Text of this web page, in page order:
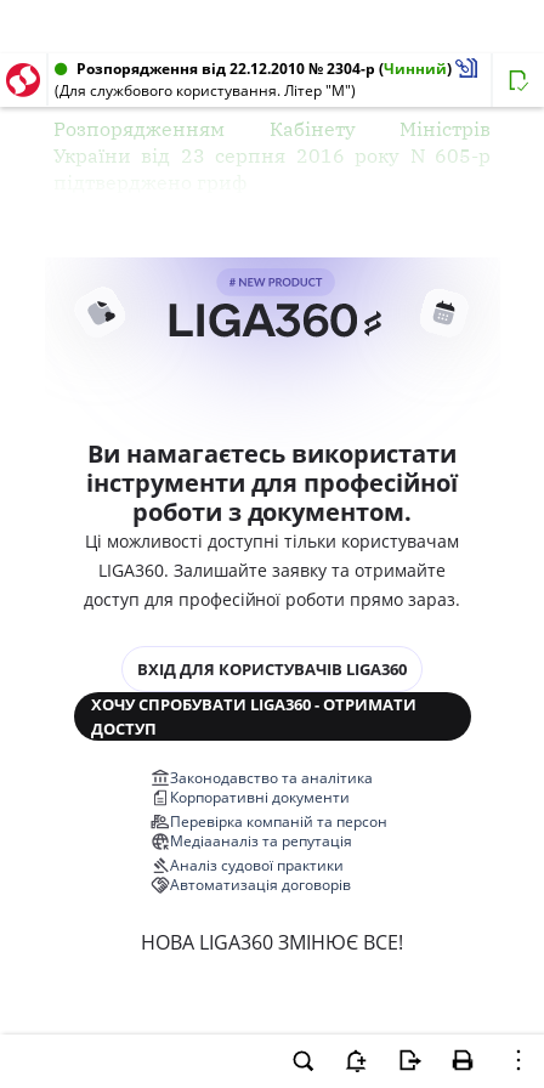
Розпорядження від 22.12.2010 № 2304-р (Чинний)
(Для службового користування. Літер "М")
Розпорядженням Кабінету Міністрів
України від 23 серпня 2016 року N 605-р
Ви намагаєтесь використати
інструменти для професійної
роботи з документом.
Ці можливості доступні тільки користувачам
LIGA360. Залишайте заявку та отримайте
доступ для професійної роботи прямо зараз.
ВХІД ДЛЯ КОРИСТУВАЧІВ LIGA360
ХОЧУ СПРОБУВАТИ LIGA360 - ОТРИМАТИ
ДОСТУП
Законодавство та аналітика
Корпоративні документи
Перевірка компаній та персон
Медіааналіз та репутація
Аналіз судової практики
Автоматизація договорів
НОВА LIGA360 ЗМІНЮЄ ВСЕ!